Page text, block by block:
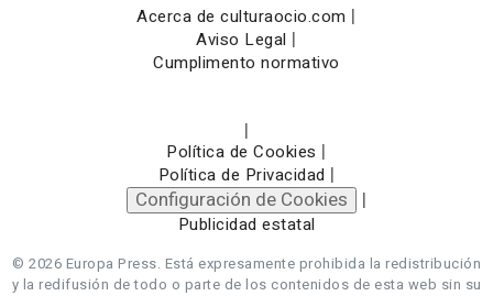
Acerca de culturaocio.com |
Aviso Legal |
Cumplimento normativo
|
Política de Cookies |
Política de Privacidad |
Configuración de Cookies |
Publicidad estatal
© 2026 Europa Press. Está expresamente prohibida la redistribución
y la redifusión de todo o parte de los contenidos de esta web sin su